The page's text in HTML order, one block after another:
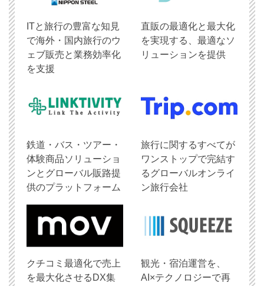
ITと旅行の豊富な知見
で海外・国内旅行のウ
ェブ販売と業務効率化
を支援
直販の最適化と最大化
を実現する、最適なソ
リューションを提供
鉄道・バス・ツアー・
体験商品ソリューショ
ンとグローバル販路提
供のプラットフォーム
旅行に関するすべてが
ワンストップで完結す
るグローバルオンライ
ン旅行会社
クチコミ最適化で売上
を最大化させるDX集
観光・宿泊運営を、
AI×テクノロジーで再